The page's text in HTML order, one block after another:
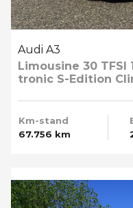
Audi A3
Limousine 30 TFSI
tronic S-Edition
Km-stand
67.756 km